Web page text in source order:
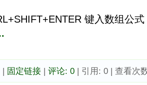
键入数组公式
| 固定链接| 评论: 0| 引用: 0 | 查看次